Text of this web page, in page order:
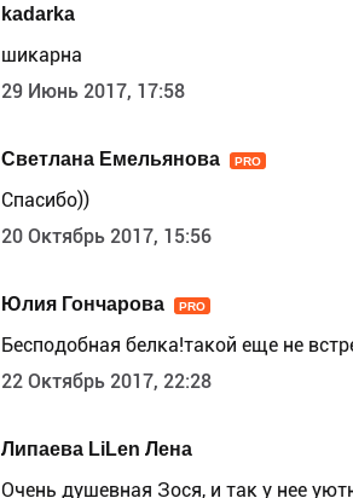
kadarka
шикарна
29 Июнь 2017, 17:58
Светлана Емельянова PRO
Спасибо))
20 Октябрь 2017, 15:56
Юлия Гончарова PRO
Бесподобная белка!такой еще не
22 Октябрь 2017, 22:28
Липаева LiLen Лена
Очень душевная Зося, и так у нее